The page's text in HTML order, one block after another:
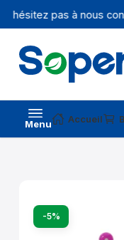
pas à nous
Menu Accueil
-5%